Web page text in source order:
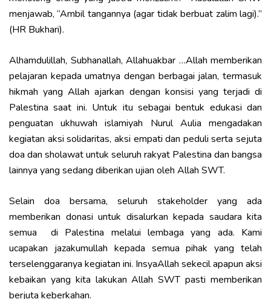
menjawab, “Ambil tangannya (agar tidak berbuat zalim lagi).”
(HR Bukhari).
Alhamdulillah, Subhanallah, Allahuakbar …Allah memberikan
pelajaran kepada umatnya dengan berbagai jalan, termasuk
hikmah yang Allah ajarkan dengan konsisi yang terjadi di
Palestina saat ini. Untuk itu sebagai bentuk edukasi dan
penguatan ukhuwah islamiyah Nurul Aulia mengadakan
kegiatan aksi solidaritas, aksi empati dan peduli serta sejuta
doa dan sholawat untuk seluruh rakyat Palestina dan bangsa
lainnya yang sedang diberikan ujian oleh Allah SWT.
Selain doa bersama, seluruh stakeholder yang ada
memberikan donasi untuk disalurkan kepada saudara kita
semua di Palestina melalui lembaga yang ada. Kami
ucapakan jazakumullah kepada semua pihak yang telah
terselenggaranya kegiatan ini. InsyaAllah sekecil apapun aksi
kebaikan yang kita lakukan Allah SWT pasti memberikan
berjuta keberkahan.